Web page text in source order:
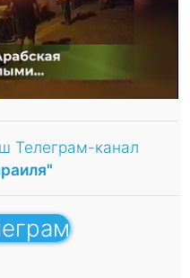
Телеграм-канал